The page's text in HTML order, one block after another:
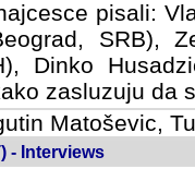
pisali:
SRB),
Dinko
zasluzuju da
Matoševic,
- Interviews